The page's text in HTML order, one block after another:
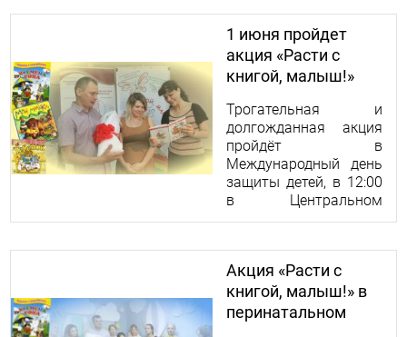
1 июня пройдет
акция «Расти с
книгой, малыш!»
Трогательная и
долгожданная акция
пройдёт в
Международный день
защиты детей, в 12:00
в Центральном
родильном доме
Офицерская, д. 6).
Акция «Расти с
книгой, малыш!» в
перинатальном